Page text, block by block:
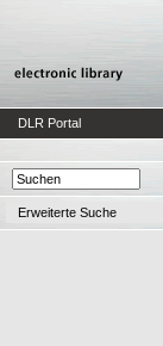
DLR Portal
Erweiterte Suche